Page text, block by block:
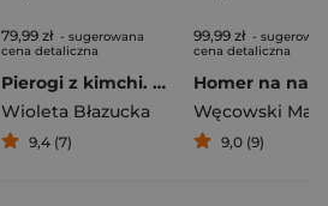
79,99 zł - sugerowana
cena detaliczna
Pierogi z kimchi. Moje ulubione azjatyckie przepisy
Wioleta Błazucka
9,4 (7)
99,99 zł -
cena detaliczna
Węcowski
9,0 (9)